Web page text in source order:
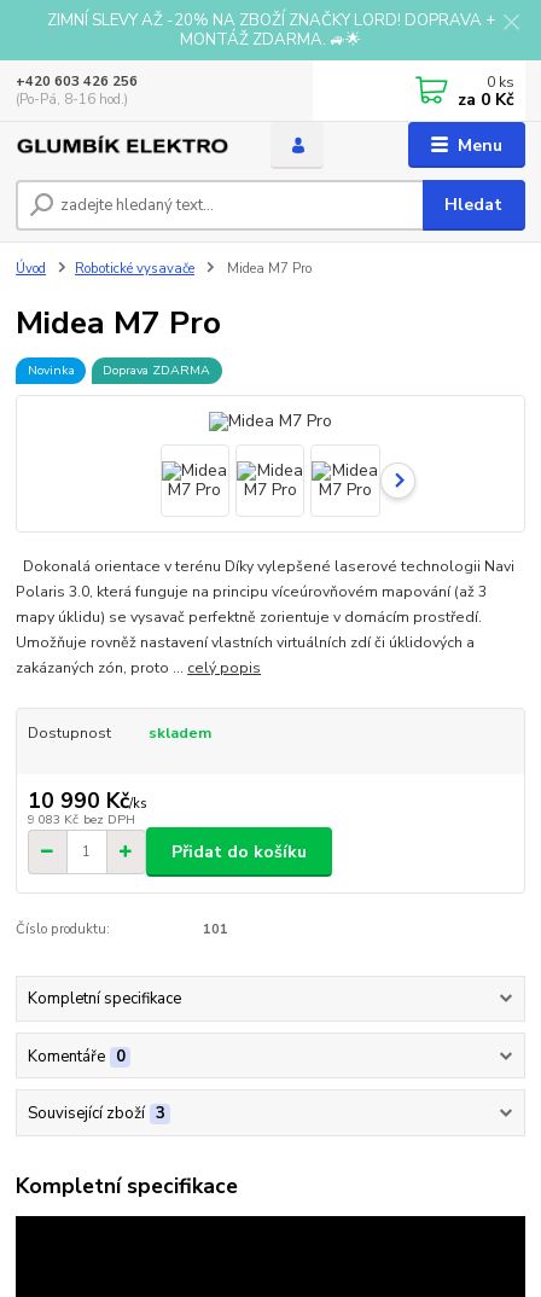
ZIMNÍ SLEVY AŽ -20% NA ZBOŽÍ ZNAČKY LORD! DOPRAVA +
MONTÁŽ ZDARMA. 🚙🌟
Menu
Hledat
+420 603 426 256
(Po-Pá, 8-16 hod.)
0 ks
za 0 Kč
Úvod Robotické vysavače Midea M7 Pro
Midea M7 Pro
Novinka Doprava ZDARMA
Dokonalá orientace v terénu Díky vylepšené laserové technologii Navi
Polaris 3.0, která funguje na principu víceúrovňovém mapování (až 3
mapy úklidu) se vysavač perfektně zorientuje v domácím prostředí.
Umožňuje rovněž nastavení vlastních virtuálních zdí či úklidových a
zakázaných zón, proto ... celý popis
Dostupnost skladem
10 990 Kč/ks
9 083 Kč bez DPH
Přidat do košíku
Číslo produktu: 101
Kompletní specifikace
Komentáře 0
Související zboží 3
Kompletní specifikace